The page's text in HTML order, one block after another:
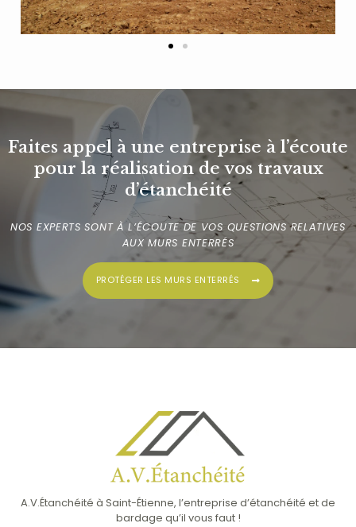
Faites appel à une entreprise à l’écoute
pour la réalisation de vos travaux
d’étanchéité
NOS EXPERTS SONT À L’ÉCOUTE DE VOS QUESTIONS RELATIVES
AUX MURS ENTERRÉS
PROTÉGER LES MURS ENTERRÉS
A.V.Étanchéité à Saint-Étienne, l’entreprise d’étanchéité et de
bardage qu’il vous faut !